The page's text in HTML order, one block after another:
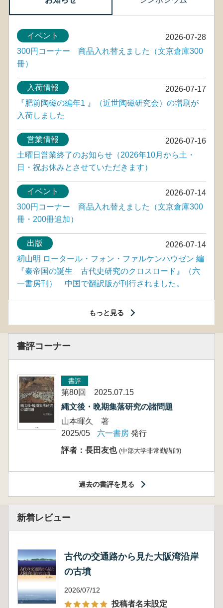
2026-07-28
イベント
300円コーナー 商品入れ替えました（文京倉庫300
冊）
2026-07-17
入荷情報
『肥前陶磁の編年1 』（近世陶磁研究会）の増刷が
入荷しました
2026-07-16
営業情報
土曜日営業終了のお知らせ（2026年10月から土・
日・祝お休みとさせていただきます）
2026-07-14
イベント
300円コーナー 商品入れ替えました（文京倉庫300
冊・200冊追加）
2026-07-14
出版
籾山明 ロータール・フォン・ファルケンハウゼン 編
『秦帝国の誕生 古代史研究のクロスロード』（六
一書房刊） 中国で翻訳版が刊行されました。
もっと見る
書評コーナー
書評
第80回 2025.07.15
縄文後・晩期集落研究の諸問題
山本暉久 著
2025/05
六一書房 発行
評者：長田友也 (中部大学非常勤講師)
過去の書評を見る
新着レビュー
古代の交通路から見た大阪湾沿岸
の古墳
2026/07/12
投稿者名未設定